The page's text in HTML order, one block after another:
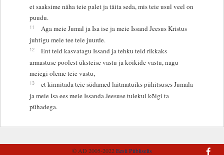
et saaksime näha teie palet ja täita seda, mis teie usul veel on
puudu.
11
Aga meie Jumal ja Isa ise ja meie Issand Jeesus Kristus
juhtigu meie tee teie juurde.
12
Ent teid kasvatagu Issand ja tehku teid rikkaks
armastuse poolest üksteise vastu ja kõikide vastu, nagu
meiegi oleme teie vastu,
13
et kinnitada teie südamed laitmatuiks pühitsuses Jumala
ja meie Isa ees meie Issanda Jeesuse tulekul kõigi ta
pühadega.
© AD 2005-2022Eesti Piibliselts